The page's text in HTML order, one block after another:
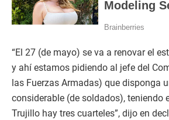
“El 27 (de mayo) se va a renovar el
y ahí estamos pidiendo al jefe del
las Fuerzas Armadas) que disponga
considerable (de soldados), teniendo
Trujillo hay tres cuarteles”, dijo en